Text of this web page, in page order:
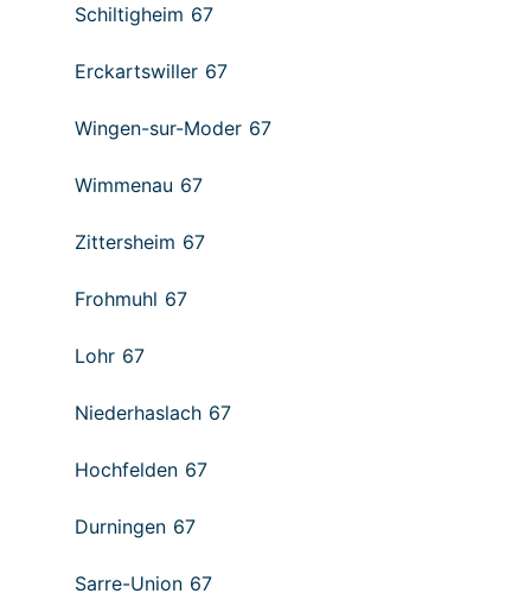
Schiltigheim 67
Erckartswiller 67
Wingen-sur-Moder 67
Wimmenau 67
Zittersheim 67
Frohmuhl 67
Lohr 67
Niederhaslach 67
Hochfelden 67
Durningen 67
Sarre-Union 67